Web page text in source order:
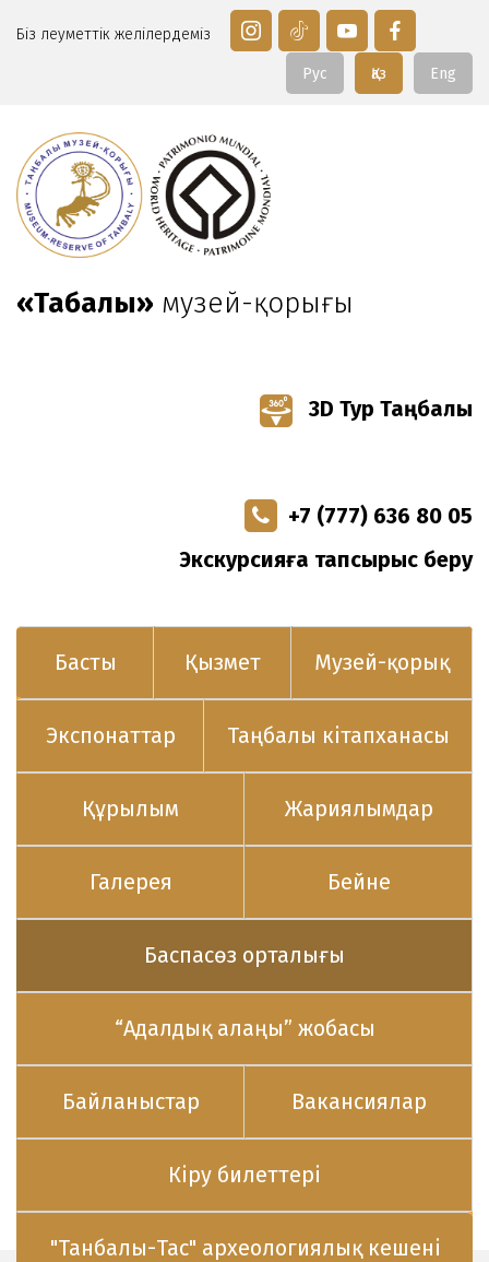
Біз әлеуметтік желілердеміз
Eng
Қаз
Рус
«Таңбалы» музей-қорығы
3D Тур Таңбалы
+7 (777) 636 80 05
Экскурсияға тапсырыс беру
Басты Қызмет Музей-қорық
Экспонаттар Таңбалы кітапханасы
Құрылым Жариялымдар
Галерея Бейне
Баспасөз орталығы
“Адалдық алаңы” жобасы
Байланыстар Вакансиялар
Кіру билеттері
"Танбалы-Тас" археологиялық кешені